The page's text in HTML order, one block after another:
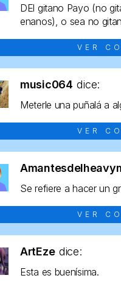
DEl gitano Payo (no
enanos), o sea no
VER
music064 dice:
Meterle una puñalá a
VER
Se refiere a hacer un
VER
ArtEze dice:
Esta es buenísima.